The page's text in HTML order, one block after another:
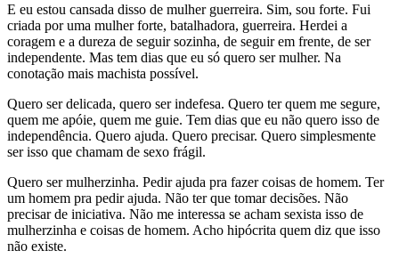
E eu estou cansada disso de mulher guerreira. Sim, sou forte. Fui
criada por uma mulher forte, batalhadora, guerreira. Herdei a
coragem e a dureza de seguir sozinha, de seguir em frente, de ser
independente. Mas tem dias que eu só quero ser mulher. Na
conotação mais machista possível.
Quero ser delicada, quero ser indefesa. Quero ter quem me segure,
quem me apóie, quem me guie. Tem dias que eu não quero isso de
independência. Quero ajuda. Quero precisar. Quero simplesmente
ser isso que chamam de sexo frágil.
Quero ser mulherzinha. Pedir ajuda pra fazer coisas de homem. Ter
um homem pra pedir ajuda. Não ter que tomar decisões. Não
precisar de iniciativa. Não me interessa se acham sexista isso de
mulherzinha e coisas de homem. Acho hipócrita quem diz que isso
não existe.